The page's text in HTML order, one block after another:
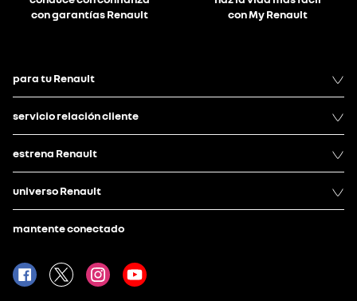
con garantías Renault
con My Renault
para tu Renault
servicio relación cliente
estrena Renault
universo Renault
mantente conectado